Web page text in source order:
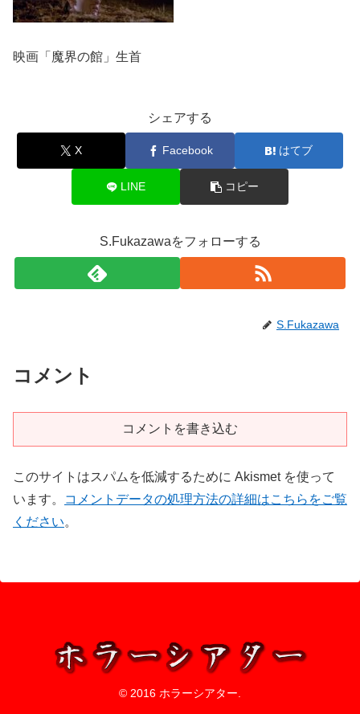
映画「魔界の館」生首
シェアする
X Facebook はてブ
LINE コピー
S.Fukazawaをフォローする
S.Fukazawa
コメント
コメントを書き込む
このサイトはスパムを低減するために Akismet を使って
います。
コメントデータの処理方法の詳細はこちらをご覧
ください。
© 2016 ホラーシアター.